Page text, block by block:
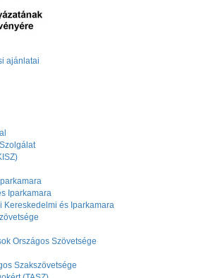
ajánlatai
Iparkamara
és Iparkamara
Országos Szövetsége
Szakszövetsége